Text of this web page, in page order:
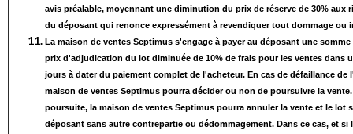
avis préalable, moyennant une diminution du prix de réserve de 30% aux
du déposant qui renonce expressément à revendiquer tout dommage ou
La maison de ventes Septimus s'engage à payer au déposant une
prix d'adjudication du lot diminuée de 10% de frais pour les ventes dans
jours à dater du paiement complet de l'acheteur. En cas de défaillance de
maison de ventes Septimus pourra décider ou non de poursuivre la
poursuite, la maison de ventes Septimus pourra annuler la vente et le lot
déposant sans autre contrepartie ou dédommagement. Dans ce cas, et si